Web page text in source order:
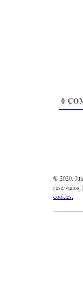
0
© 2020.
reservados. |
cookies.